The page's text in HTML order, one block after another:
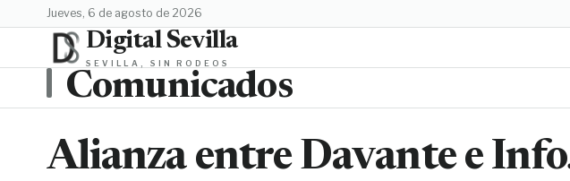
jueves, 6 de agosto de 2026
Digital Sevilla
SEVILLA, SIN RODEOS
Comunicados
Alianza entre Davante e